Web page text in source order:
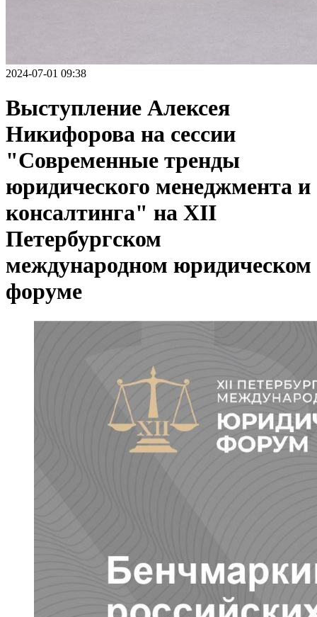
2024-07-01 09:38
Выступление Алексея
Никифорова на сессии
"Современные тренды
юридического менеджмента и
консалтинга" на XII
Петербургском
международном юридическом
форуме